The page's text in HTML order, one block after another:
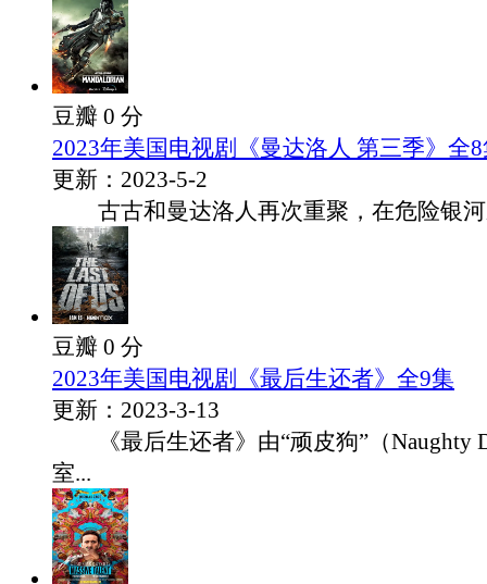
豆瓣 0 分
2023年美国电视剧《曼达洛人 第三季》全
更新：2023-5-2
古古和曼达洛人再次重聚，在危险银河
豆瓣 0 分
2023年美国电视剧《最后生还者》全9集
更新：2023-3-13
《最后生还者》由“顽皮狗”（Naughty
室...